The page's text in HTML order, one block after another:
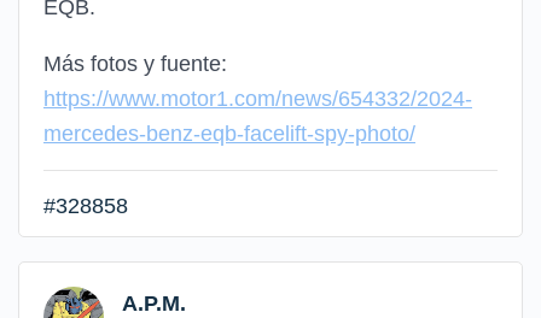
EQB.
Más fotos y fuente:
https://www.motor1.com/news/654332/2024-
mercedes-benz-eqb-facelift-spy-photo/
#328858
A.P.M.